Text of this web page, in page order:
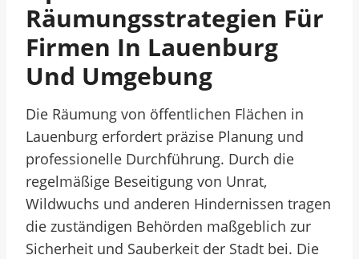
Räumungsstrategien Für
Firmen In Lauenburg
Und Umgebung
Die Räumung von öffentlichen Flächen in
Lauenburg erfordert präzise Planung und
professionelle Durchführung. Durch die
regelmäßige Beseitigung von Unrat,
Wildwuchs und anderen Hindernissen tragen
die zuständigen Behörden maßgeblich zur
Sicherheit und Sauberkeit der Stadt bei. Die